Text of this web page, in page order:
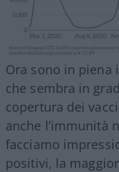
Ora sono in piena
che sembra in
copertura dei
anche l’immunità
facciamo
positivi, la